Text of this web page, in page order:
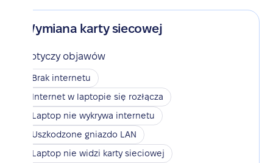
Wymiana karty siecowej
Dotyczy objawów
Brak internetu
Internet w laptopie się rozłącza
Laptop nie wykrywa internetu
Uszkodzone gniazdo LAN
Laptop nie widzi karty sieciowej